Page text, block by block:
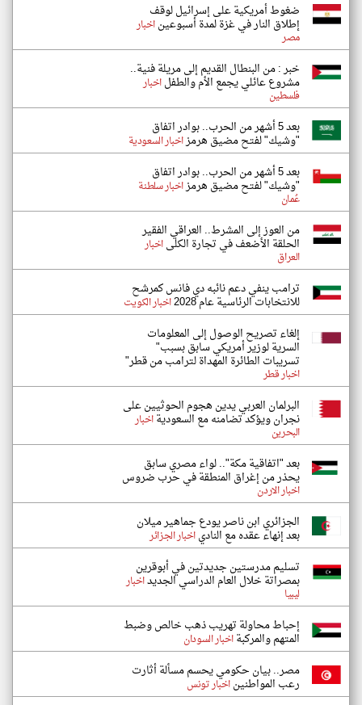
ضغوط أمريكية على إسرائيل لوقف
إطلاق النار في غزة لمدة أسبوعيناخبار
مصر
خبر : من البنطال القديم إلى مريلة فنية..
مشروع عائلي يجمع الأم والطفلاخبار
فلسطين
بعد 5 أشهر من الحرب.. بوادر اتفاق
"وشيك" لفتح مضيق هرمزاخبار السعودية
بعد 5 أشهر من الحرب.. بوادر اتفاق
"وشيك" لفتح مضيق هرمزاخبار سلطنة
عُمان
من العوز إلى المشرط.. العراقي الفقير
الحلقة الأضعف في تجارة الكلىاخبار
العراق
ترامب ينفي دعم نائبه دي فانس كمرشح
للانتخابات الرئاسية عام 2028 اخبار الكويت
إلغاء تصريح الوصول إلى المعلومات
السرية لوزير أمريكي سابق بسبب"
تسريبات الطائرة المهداة لترامب من قطر"
اخبار قطر
البرلمان العربي يدين هجوم الحوثيين على
نجران ويؤكد تضامنه مع السعوديةاخبار
البحرين
بعد "اتفاقية مكة".. لواء مصري سابق
يحذر من إغراق المنطقة في حرب ضروس
اخبار الاردن
الجزائري ابن ناصر يودع جماهير ميلان
بعد إنهاء عقده مع النادياخبار الجزائر
تسليم مدرستين جديدتين في أبوقرين
بمصراتة خلال العام الدراسي الجديداخبار
ليبيا
إحباط محاولة تهريب ذهب خالص وضبط
المتهم والمركبةاخبار السودان
مصر.. بيان حكومي يحسم مسألة أثارت
رعب المواطنيناخبار تونس